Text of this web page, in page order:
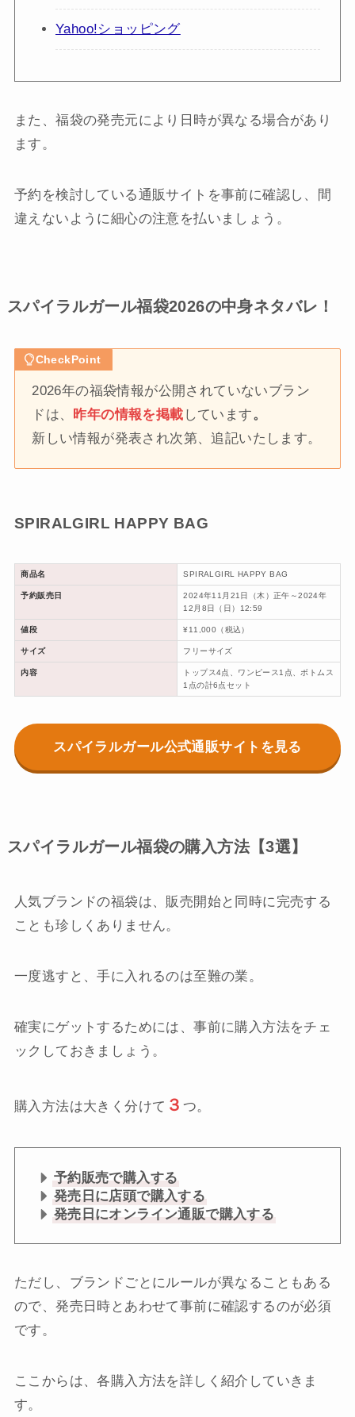
Yahoo!ショッピング
また、福袋の発売元により日時が異なる場合があり
ます。
予約を検討している通販サイトを事前に確認し、間
違えないように細心の注意を払いましょう。
スパイラルガール福袋2026の中身ネタバレ！
CheckPoint
2026年の福袋情報が公開されていないブラン
ドは、 昨年の情報を掲載 しています。
新しい情報が発表され次第、追記いたします。
SPIRALGIRL HAPPY BAG
商品名 SPIRALGIRL HAPPY BAG
予約販売日
2024年11月21日（木）正午～2024年
12月8日（日）12:59
値段 ¥11,000（税込）
サイズ フリーサイズ
内容
トップス4点、ワンピース1点、ボトムス
1点の計6点セット
スパイラルガール公式通販サイトを見る
スパイラルガール福袋の購入方法【3選】
人気ブランドの福袋は、販売開始と同時に完売する
ことも珍しくありません。
一度逃すと、手に入れるのは至難の業。
確実にゲットするためには、事前に購入方法をチェ
ックしておきましょう。
購入方法は大きく分けて ３ つ。
予約販売で購入する
発売日に店頭で購入する
発売日にオンライン通販で購入する
ただし、ブランドごとにルールが異なることもある
ので、発売日時とあわせて事前に確認するのが必須
です。
ここからは、各購入方法を詳しく紹介していきま
す。